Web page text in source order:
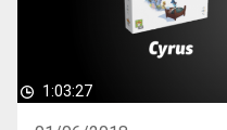
1:03:27